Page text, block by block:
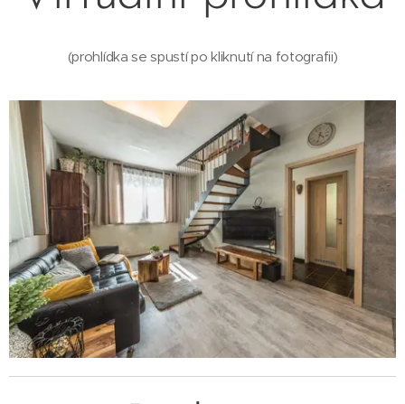
(prohlídka se spustí po kliknutí na fotografii)